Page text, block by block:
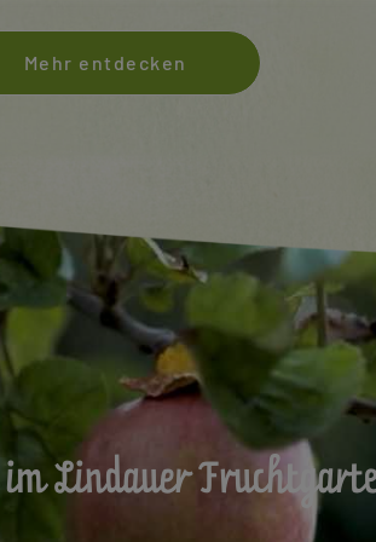
Mehr entdecken
Lindauer